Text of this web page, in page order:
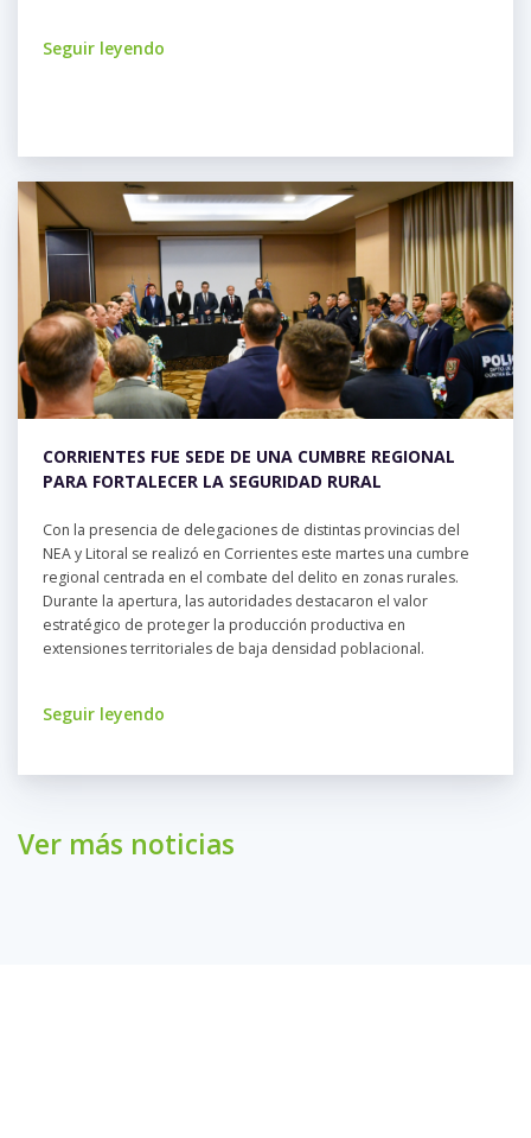
Seguir leyendo
CORRIENTES FUE SEDE DE UNA CUMBRE REGIONAL
PARA FORTALECER LA SEGURIDAD RURAL
Con la presencia de delegaciones de distintas provincias del
NEA y Litoral se realizó en Corrientes este martes una cumbre
regional centrada en el combate del delito en zonas rurales.
Durante la apertura, las autoridades destacaron el valor
estratégico de proteger la producción productiva en
extensiones territoriales de baja densidad poblacional.
Seguir leyendo
Ver más noticias